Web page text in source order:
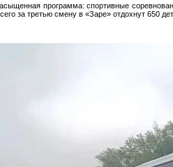
программа: спортивные
за третью смену в «Заре» отдохнут 650